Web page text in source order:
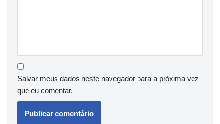
Salvar meus dados neste navegador para a próxima vez
que eu comentar.